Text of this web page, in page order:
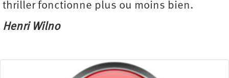
thriller f­onctionne plus ou moins bien.
Henri Wilno